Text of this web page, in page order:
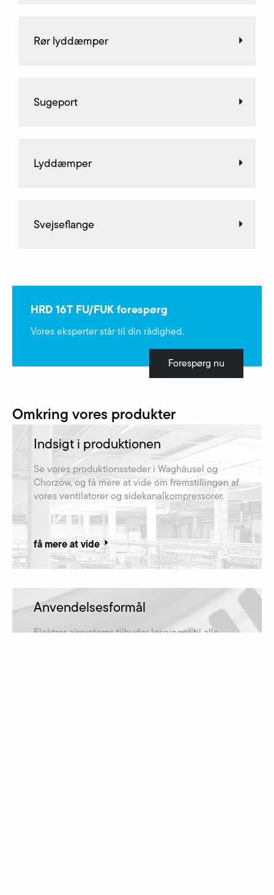
Rør lyddæmper
Sugeport
Lyddæmper
Svejseflange
HRD 16T FU/FUK forespørg
Vores eksperter står til din rådighed.
Forespørg nu
Omkring vores produkter
Indsigt i produktionen
Se vores produktionssteder i Waghäusel og
Chorzów, og få mere at vide om fremstillingen af​
vores ventilatorer og sidekanalkompressorer.
få mere at vide
Anvendelsesformål
Elektror airsystems tilbyder løsninger til alle